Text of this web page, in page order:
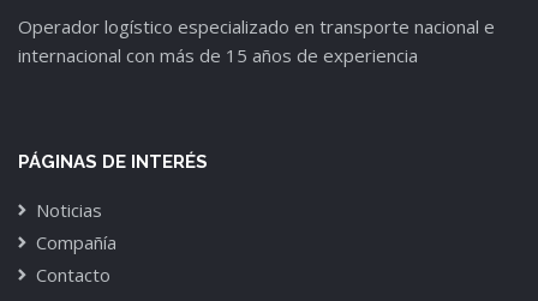
Operador logístico especializado en transporte nacional e
internacional con más de 15 años de experiencia
PÁGINAS DE INTERÉS
Noticias
Compañía
Contacto